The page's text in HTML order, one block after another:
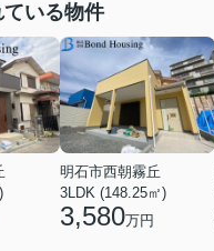
いる物件
明石市西朝霧丘
3LDK (148.25㎡)
3,580万円